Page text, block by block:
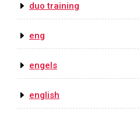
duo training
eng
engels
english